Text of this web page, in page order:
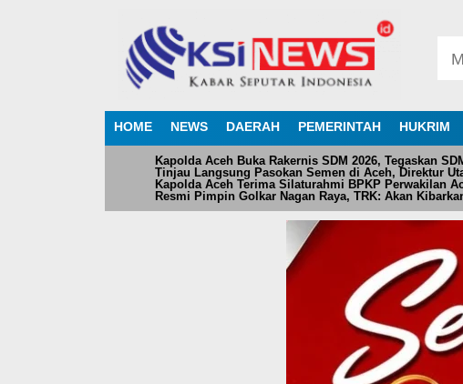
HOME NEWS DAERAH PEMERINTAH HUKRIM
Kapolda Aceh Buka Rakernis SDM 2026, Tegaskan
Tinjau Langsung Pasokan Semen di Aceh, Direktur
Kapolda Aceh Terima Silaturahmi BPKP Perwakilan
Resmi Pimpin Golkar Nagan Raya, TRK: Akan